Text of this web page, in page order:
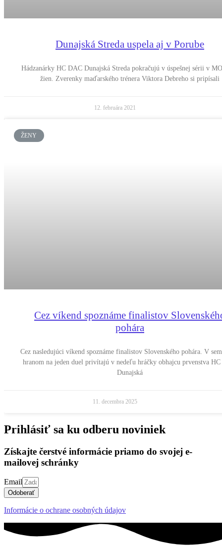
Dunajská Streda uspela aj v Porube
Hádzanárky HC DAC Dunajská Streda pokračujú v úspešnej sérii v
žien. Zverenky maďarského trénera Viktora Debreho si pripísali
12. februára 2021
ŽENY
Cez víkend spoznáme finalistov
pohára
Cez nasledujúci víkend spoznáme finalistov Slovenského pohára. V
hranom na jeden duel privítajú v nedeľu hráčky obhajcu prvenstva
Dunajská
11. decembra 2025
Prihlásiť sa ku odberu noviniek
Získajte čerstvé informácie priamo do svojej e-
mailovej schránky
Email
Odoberať
Informácie o ochrane osobných údajov